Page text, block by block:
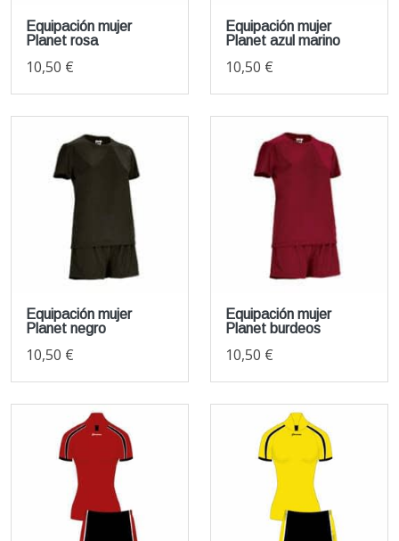
Equipación mujer
Planet rosa
10,50 €
Equipación mujer
Planet azul marino
10,50 €
Equipación mujer
Planet negro
10,50 €
Equipación mujer
Planet burdeos
10,50 €